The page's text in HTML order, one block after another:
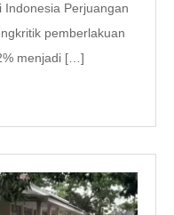
Indonesia Perjuangan
pemberlakuan
menjadi […]